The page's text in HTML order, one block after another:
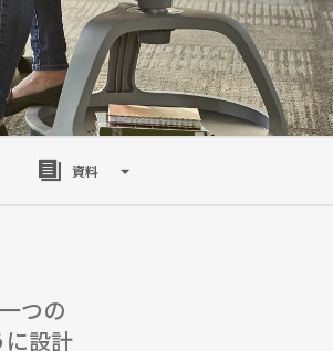
資料
つの
設計